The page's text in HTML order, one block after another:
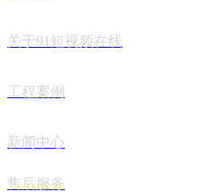
关于91短视频在线
工程案例
新闻中心
售后服务